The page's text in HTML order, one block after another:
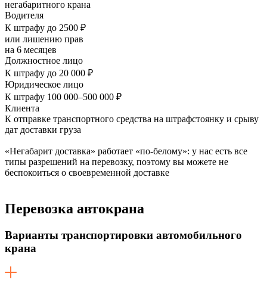
негабаритного крана
Водителя
К штрафу до 2500 ₽
или лишению прав
на 6 месяцев
Должностное лицо
К штрафу до 20 000 ₽
Юридическое лицо
К штрафу 100 000–500 000 ₽
Клиента
К отправке транспортного средства на штрафстоянку и срыву
дат доставки груза
«Негабарит доставка» работает «по-белому»: у нас есть все
типы разрешений на перевозку, поэтому вы можете не
беспокоиться о своевременной доставке
Перевозка автокрана
Варианты транспортировки автомобильного
крана